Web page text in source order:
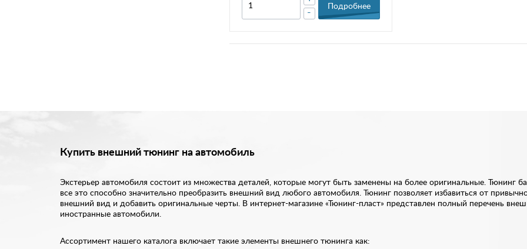
-
Подробнее
Купить внешний тюнинг на автомобиль
Экстерьер автомобиля состоит из множества деталей, которые могут быть заменены на более оригинальные. Тюнинг
все это способно значительно преобразить внешний вид любого автомобиля. Тюнинг позволяет избавиться от
внешний вид и добавить оригинальные черты. В интернет-магазине «Тюнинг-пласт» представлен полный перечень
иностранные автомобили.
Ассортимент нашего каталога включает такие элементы внешнего тюнинга как: